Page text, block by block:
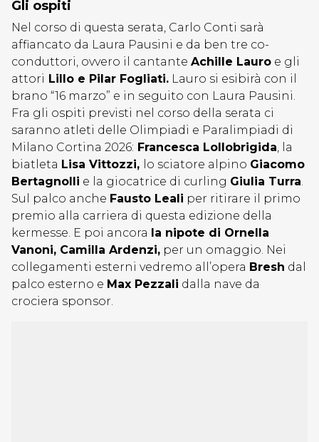
Gli ospiti
Nel corso di questa serata, Carlo Conti sarà
affiancato da Laura Pausini e da ben tre co-
conduttori, ovvero il cantante Achille Lauro e gli
attori Lillo e Pilar Fogliati. Lauro si esibirà con il
brano “16 marzo” e in seguito con Laura Pausini.
Fra gli ospiti previsti nel corso della serata ci
saranno atleti delle Olimpiadi e Paralimpiadi di
Milano Cortina 2026: Francesca Lollobrigida, la
biatleta Lisa Vittozzi, lo sciatore alpino Giacomo
Bertagnolli e la giocatrice di curling Giulia Turra.
Sul palco anche Fausto Leali per ritirare il primo
premio alla carriera di questa edizione della
kermesse. E poi ancora la nipote di Ornella
Vanoni, Camilla Ardenzi, per un omaggio. Nei
collegamenti esterni vedremo all’opera Bresh dal
palco esterno e Max Pezzali dalla nave da
crociera sponsor.